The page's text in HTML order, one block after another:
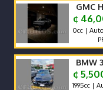
GMC
¢
0cc |
BMW
¢
1995cc |